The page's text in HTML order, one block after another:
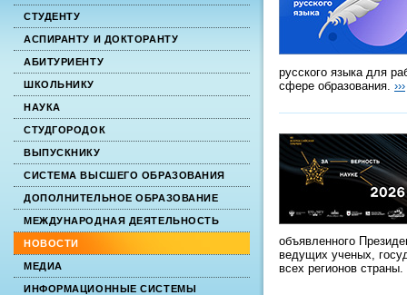
СТУДЕНТУ
АСПИРАНТУ И ДОКТОРАНТУ
АБИТУРИЕНТУ
ШКОЛЬНИКУ
НАУКА
СТУДГОРОДОК
ВЫПУСКНИКУ
СИСТЕМА ВЫСШЕГО ОБРАЗОВАНИЯ
ДОПОЛНИТЕЛЬНОЕ ОБРАЗОВАНИЕ
МЕЖДУНАРОДНАЯ ДЕЯТЕЛЬНОСТЬ
НОВОСТИ
МЕДИА
ИНФОРМАЦИОННЫЕ СИСТЕМЫ
русского языка для
сфере образования. ›››
объявленного
ведущих ученых,
всех регионов страны.